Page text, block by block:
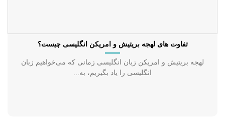
تفاوت های لهجه بریتیش و امریکن انگلیسی چیست؟
لهجه بریتیش و امریکن زبان انگلیسی زمانی که می‌خواهیم زبان
انگلیسی را یاد بگیریم، به...